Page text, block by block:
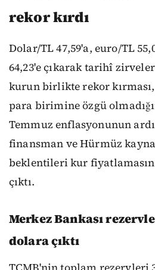
rekor kırdı
Dolar/TL 47,59'a, euro/TL
64,23'e çıkarak tarihî
kurun birlikte rekor
para birimine özgü
Temmuz enflasyonunun
finansman ve Hürmüz
beklentileri kur
çıktı.
Merkez Bankası
dolara çıktı